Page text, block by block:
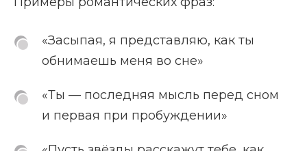
«Засыпая, я представляю, как ты
обнимаешь меня во сне»
«Ты — последняя мысль перед сном
и первая при пробуждении»